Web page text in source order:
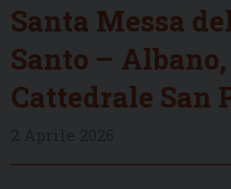
Santa Messa
Santo –
Cattedrale San